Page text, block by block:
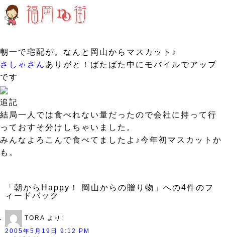
朝一で宅配が。なんと岡山からマスカット♪
さしゃさん ありがと！ばたばた中にモバイルでアップ
です
追記
結局一人では食べれない量だったので会社に持って行
っておすそ分けしちゃいました。
みんなよろこんで食べてましたよ♪今年初マスカットか
も。
「朝からHappy！ 岡山からの贈り物」への4件のフ
ィードバック
TORA より:
2005年5月19日 9:12 PM